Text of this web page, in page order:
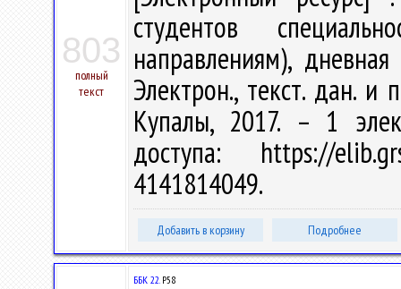
803
полный
текст
студентов
направлениям),
Электрон., текст. дан.
Купалы, 2017. – 1
доступа: https://
4141814049.
Добавить в корзину Подробнее
ББК 22.Р58